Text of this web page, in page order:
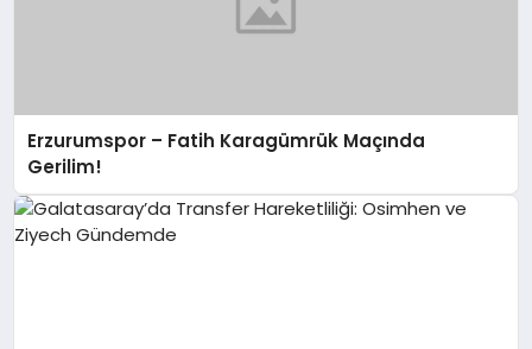
Erzurumspor – Fatih Karagümrük Maçında
Gerilim!